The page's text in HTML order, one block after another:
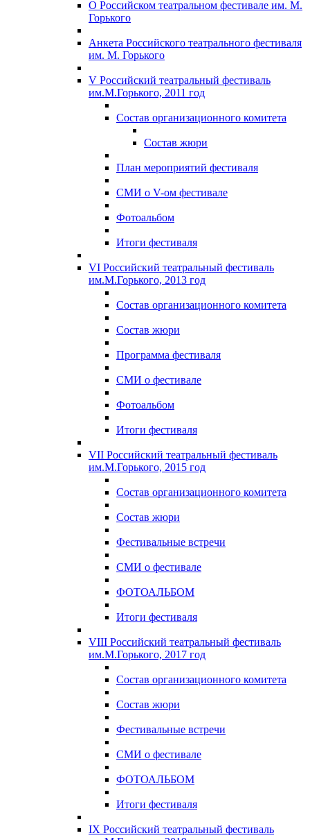
О Российском театральном фестивале им. М.
Горького
Анкета Российского театрального фестиваля
им. М. Горького
V Российский театральный фестиваль
им.М.Горького, 2011 год
Состав организационного комитета
Состав жюри
План мероприятий фестиваля
СМИ о V-ом фестивале
Фотоальбом
Итоги фестиваля
VI Российский театральный фестиваль
им.М.Горького, 2013 год
Состав организационного комитета
Состав жюри
Программа фестиваля
СМИ о фестивале
Фотоальбом
Итоги фестиваля
VII Российский театральный фестиваль
им.М.Горького, 2015 год
Состав организационного комитета
Состав жюри
Фестивальные встречи
СМИ о фестивале
ФОТОАЛЬБОМ
Итоги фестиваля
VIII Российский театральный фестиваль
им.М.Горького, 2017 год
Состав организационного комитета
Состав жюри
Фестивальные встречи
СМИ о фестивале
ФОТОАЛЬБОМ
Итоги фестиваля
IX Российский театральный фестиваль